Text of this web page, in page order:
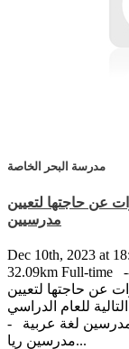
مدرسة البحر الخاصة
عن حاجتها لتعيين
مدرسيين
Dec 10th, 2023 at
32.09km Full-time
عن حاجتها لتعيين
للعام الدراسي
- مدرسين لغة عربية -
مدرسين ريا...